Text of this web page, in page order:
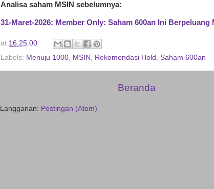
Analisa saham MSIN sebelumnya:
31-Maret-2026: Member Only: Saham 600an Ini Berpeluang
at 16.25.00
Labels: Menuju 1000 MSIN Rekomendasi Hold Saham 600an
Beranda
Langganan: Postingan (Atom)